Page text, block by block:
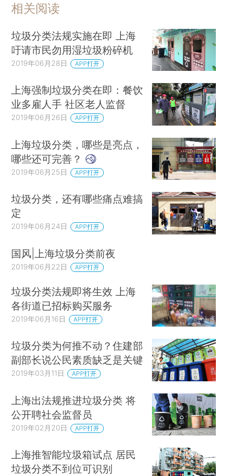
相关阅读
垃圾分类法规实施在即 上海
吁请市民勿用湿垃圾粉碎机
2019年06月28日 APP打开
上海强制垃圾分类在即：餐饮
业多雇人手 社区老人监督
2019年06月26日 APP打开
上海垃圾分类，哪些是亮点，
哪些还可完善？
2019年06月25日 APP打开
垃圾分类，还有哪些痛点难搞
定
2019年06月24日 APP打开
国风|上海垃圾分类前夜
2019年06月22日 APP打开
垃圾分类法规即将生效 上海
各街道已招标购买服务
2019年06月16日 APP打开
垃圾分类为何推不动？住建部
副部长说公民素质缺乏是关键
2019年03月11日 APP打开
上海出法规推进垃圾分类 将
公开聘社会监督员
2019年02月20日 APP打开
上海推智能垃圾箱试点 居民
垃圾分类不到位可识别